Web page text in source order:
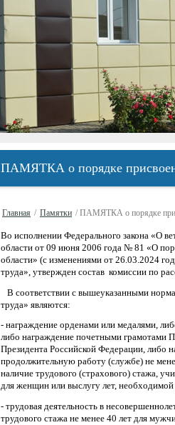
ПАМЯТКА о порядке
Главная / Памятки / ПАМЯТКА о порядке
Во исполнении Федерального закона «О
области от 09 июня 2006 года № 81 «О
области» (с изменениями от 26.03.2024
труда», утвержден состав комиссии по
В соответствии с вышеуказанными
труда» являются:
- награждение орденами или медалями,
либо награждение почетными грамотами
Президента Российской Федерации, либо
продолжительную работу (службе) не
наличие трудового (страхового) стажа,
для женщин или выслугу лет, необходимой
- трудовая деятельность в
трудового стажа не менее 40 лет для